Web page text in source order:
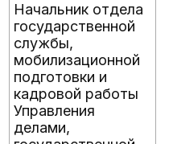
Начальник отдела
государственной
службы,
мобилизационной
подготовки и
кадровой работы
Управления
делами,